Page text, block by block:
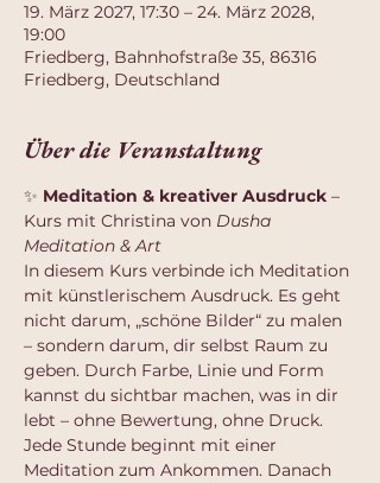
19. März 2027, 17:30 – 24. März 2028,
19:00
Friedberg, Bahnhofstraße 35, 86316
Friedberg, Deutschland
Über die Veranstaltung
✨ Meditation & kreativer Ausdruck –
Kurs mit Christina von Dusha
Meditation & Art
In diesem Kurs verbinde ich Meditation
mit künstlerischem Ausdruck. Es geht
nicht darum, „schöne Bilder“ zu malen
– sondern darum, dir selbst Raum zu
geben. Durch Farbe, Linie und Form
kannst du sichtbar machen, was in dir
lebt – ohne Bewertung, ohne Druck.
Jede Stunde beginnt mit einer
Meditation zum Ankommen. Danach